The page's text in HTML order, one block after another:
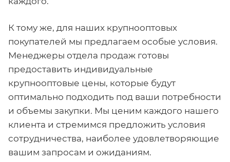
К тому же, для наших крупнооптовых
покупателей мы предлагаем особые условия.
Менеджеры отдела продаж готовы
предоставить индивидуальные
крупнооптовые цены, которые будут
оптимально подходить под ваши потребности
и объемы закупки. Мы ценим каждого нашего
клиента и стремимся предложить условия
сотрудничества, наиболее удовлетворяющие
вашим запросам и ожиданиям.